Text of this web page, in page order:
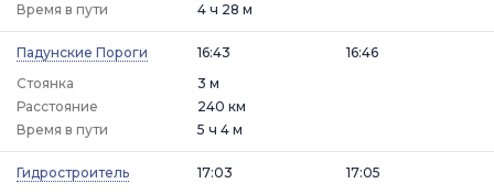
Время в пути
4 ч 28 м
Падунские Пороги
16:43
Стоянка
3 м
16:46
Расстояние
240 км
Время в пути
5 ч 4 м
Гидростроитель
17:03
17:05